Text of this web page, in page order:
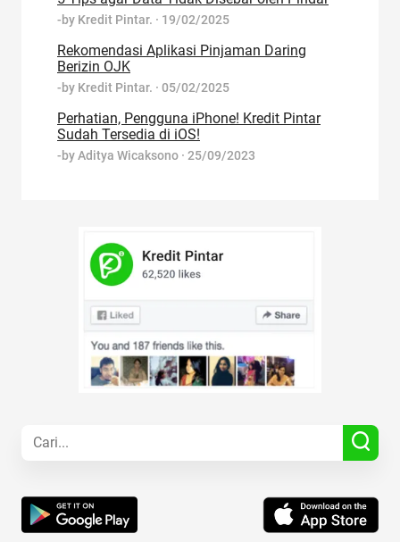
-by Kredit Pintar. · 19/02/2025
Rekomendasi Aplikasi Pinjaman Daring
Berizin OJK
-by Kredit Pintar. · 05/02/2025
Perhatian, Pengguna iPhone! Kredit Pintar
Sudah Tersedia di iOS!
-byAditya Wicaksono · 25/09/2023